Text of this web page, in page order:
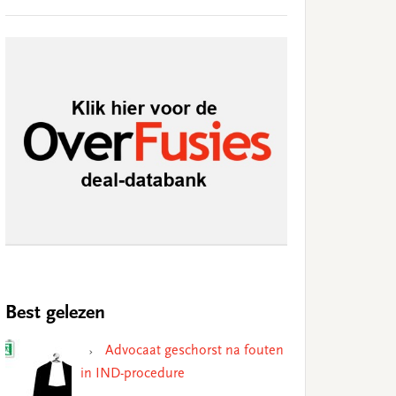
Best gelezen
Advocaat geschorst na fouten
in IND-procedure